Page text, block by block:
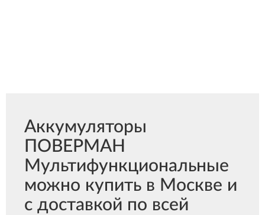
Аккумуляторы
ПОВЕРМАН
Мультифункциональные
можно купить в Москве и
с доставкой по всей